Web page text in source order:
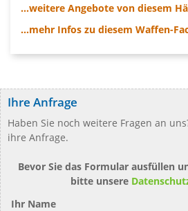
...weitere Angebote von diesem
...mehr Infos zu diesem Waffen-
Ihre Anfrage
Haben Sie noch weitere Fragen an
ihre Anfrage.
Bevor Sie das Formular ausfüllen
bitte unsere
Ihr Name